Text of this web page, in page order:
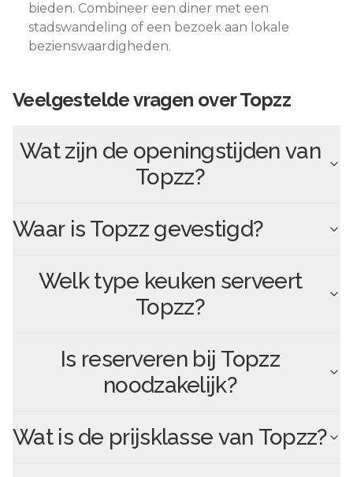
bieden. Combineer een diner met een
stadswandeling of een bezoek aan lokale
bezienswaardigheden.
Veelgestelde vragen overTopzz
Wat zijn de openingstijden van
Topzz?
Waar is Topzzgevestigd?
Welk type keuken serveert
Topzz?
Is reserveren bij Topzz
noodzakelijk?
Wat is de prijsklasse van Topzz?